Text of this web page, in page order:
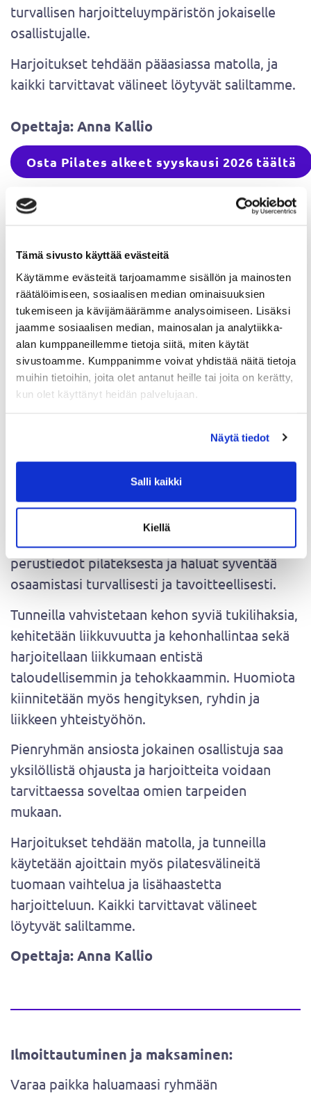
Tämä sivusto käyttää evästeitä
Käytämme evästeitä tarjoamamme sisällön ja mainosten
räätälöimiseen, sosiaalisen median ominaisuuksien
tukemiseen ja kävijämäärämme analysoimiseen. Lisäksi
jaamme sosiaalisen median, mainosalan ja analytiikka-
alan kumppaneillemme tietoja siitä, miten käytät
sivustoamme. Kumppanimme voivat yhdistää näitä tietoja
muihin tietoihin, joita olet antanut heille tai joita on kerätty,
kun olet käyttänyt heidän palvelujaan.
Näytä tiedot
Salli kaikki
Kiellä
turvallisen harjoitteluympäristön jokaiselle
osallistujalle.
Harjoitukset tehdään pääasiassa matolla, ja
kaikki tarvittavat välineet löytyvät saliltamme.
Opettaja: Anna Kallio
Osta Pilates alkeet syyskausi 2026 täältä
PILATES JATKORYHMÄSYYSKAUSI
12.8.-13.12.2026
YHTEENSÄ: 32 HTÄYNNÄ!
Kysy peruutuspaikkaa: anna@powercenter.fi
HINTA: 549 €
OHJAUKSET KAKSI KERTAA VIIKOSSA:
(Huom! Ei tunteja: su 13.9., su 8.11. ja ke
Pilates jatkoryhmän sisältö:
Pilates jatkoryhmä sopii sinulle, jolla on jo
perustiedot pilateksesta ja haluat syventää
osaamistasi turvallisesti ja tavoitteellisesti.
Tunneilla vahvistetaan kehon syviä tukilihaksia,
kehitetään liikkuvuutta ja kehonhallintaa sekä
harjoitellaan liikkumaan entistä
taloudellisemmin ja tehokkaammin. Huomiota
kiinnitetään myös hengityksen, ryhdin ja
liikkeen yhteistyöhön.
Pienryhmän ansiosta jokainen osallistuja saa
yksilöllistä ohjausta ja harjoitteita voidaan
tarvittaessa soveltaa omien tarpeiden
mukaan.
Harjoitukset tehdään matolla, ja tunneilla
käytetään ajoittain myös pilatesvälineitä
tuomaan vaihtelua ja lisähaastetta
harjoitteluun. Kaikki tarvittavat välineet
löytyvät saliltamme.
Opettaja: Anna Kallio
Ilmoittautuminen ja maksaminen:
Varaa paikka haluamaasi ryhmään